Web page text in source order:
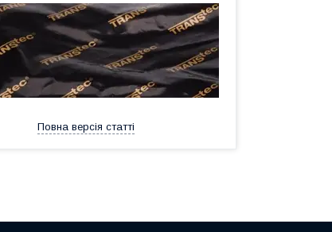
Повна версія статті